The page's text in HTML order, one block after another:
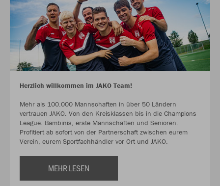
Herzlich willkommen im JAKO Team!
Mehr als 100.000 Mannschaften in über 50 Ländern
vertrauen JAKO. Von den Kreisklassen bis in die Champions
League. Bambinis, erste Mannschaften und Senioren.
Profitiert ab sofort von der Partnerschaft zwischen eurem
Verein, eurem Sportfachhändler vor Ort und JAKO.
MEHR LESEN